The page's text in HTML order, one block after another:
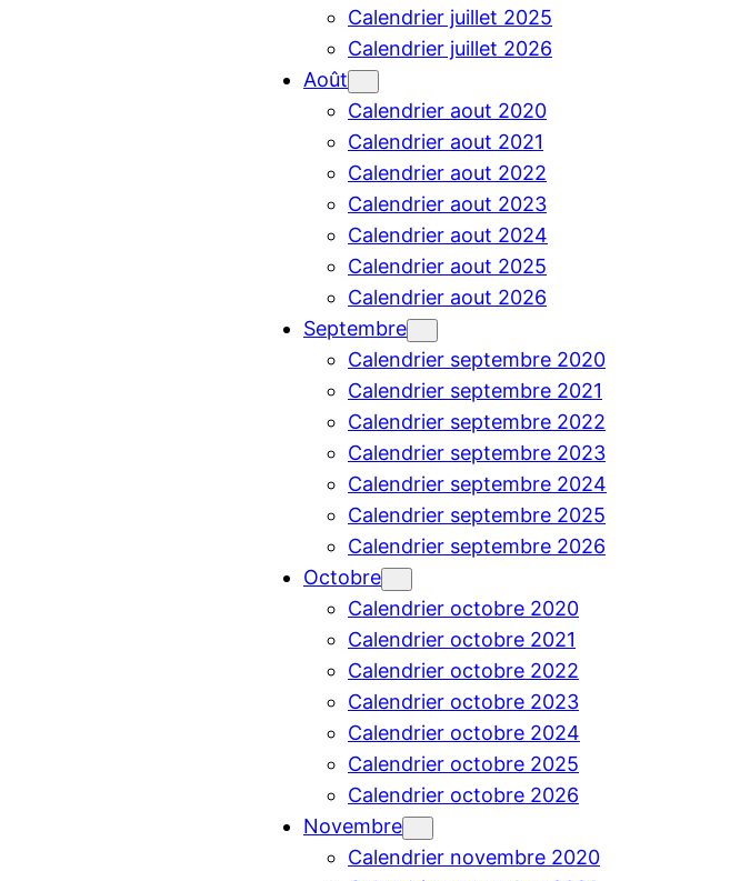
Calendrier juillet 2025
Calendrier juillet 2026
Août
Calendrier aout 2020
Calendrier aout 2021
Calendrier aout 2022
Calendrier aout 2023
Calendrier aout 2024
Calendrier aout 2025
Calendrier aout 2026
Septembre
Calendrier septembre 2020
Calendrier septembre 2021
Calendrier septembre 2022
Calendrier septembre 2023
Calendrier septembre 2024
Calendrier septembre 2025
Calendrier septembre 2026
Octobre
Calendrier octobre 2020
Calendrier octobre 2021
Calendrier octobre 2022
Calendrier octobre 2023
Calendrier octobre 2024
Calendrier octobre 2025
Calendrier octobre 2026
Novembre
Calendrier novembre 2020